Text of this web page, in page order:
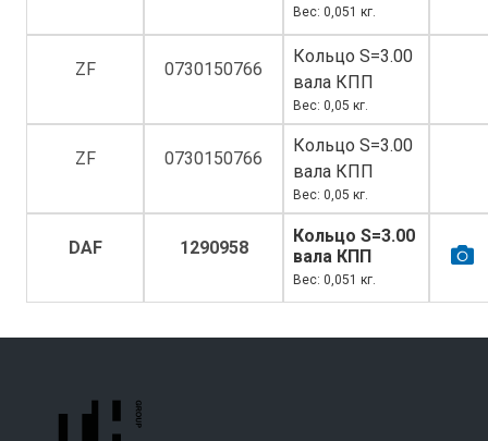
Вес: 0,051 кг.
ZF 0730150766
Кольцо S=3.00
вала КПП
Вес: 0,05 кг.
ZF 0730150766
Кольцо S=3.00
вала КПП
Вес: 0,05 кг.
DAF 1290958
Кольцо S=3.00
вала КПП
Вес: 0,051 кг.